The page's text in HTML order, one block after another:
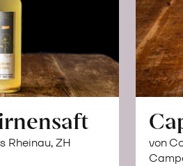
Rheinau, ZH
von